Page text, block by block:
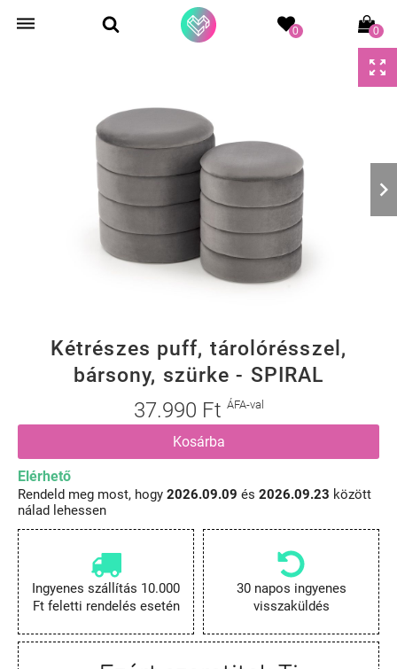
0 0
Kétrészes puff, tárolórésszel,
bársony, szürke - SPIRAL
37.990 Ft ÁFA-val
Kosárba
Elérhető
Rendeld meg most, hogy 2026.09.09 és 2026.09.23 között
nálad lehessen
Ingyenes szállítás 10.000
Ft feletti rendelés esetén
30 napos ingyenes
visszaküldés